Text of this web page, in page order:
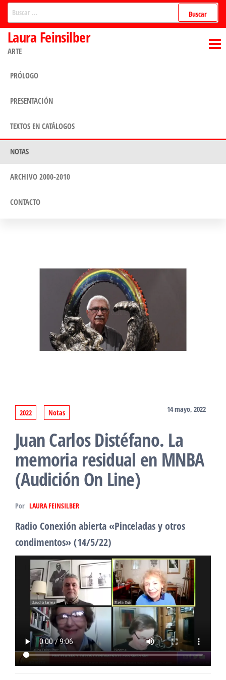
Saltar
contenido
Laura Feinsilber
ARTE
PRÓLOGO
PRESENTACIÓN
TEXTOS EN CATÁLOGOS
NOTAS
ARCHIVO 2000-2010
CONTACTO
2022 Notas 14 mayo, 2022
Juan Carlos Distéfano. La
memoria residual en MNBA
(Audición On Line)
Por LAURA FEINSILBER
Radio Conexión abierta «Pinceladas y otros
condimentos» (14/5/22)